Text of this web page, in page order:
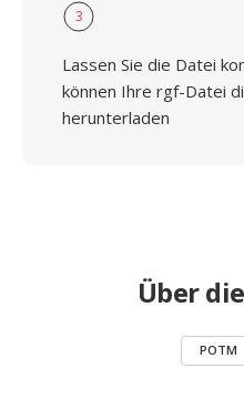
3
Lassen Sie die Datei
können Ihre rgf-Datei
herunterladen
Über
POTM